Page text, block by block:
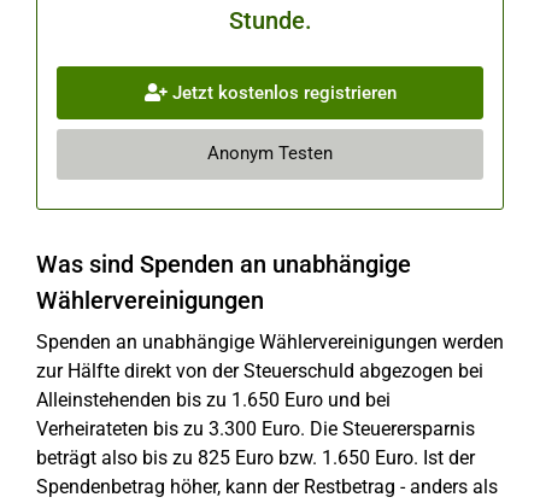
Stunde.
Jetzt kostenlos registrieren
Anonym Testen
Was sind Spenden an unabhängige
Wählervereinigungen
Spenden an unabhängige Wählervereinigungen werden
zur Hälfte direkt von der Steuerschuld abgezogen bei
Alleinstehenden bis zu 1.650 Euro und bei
Verheirateten bis zu 3.300 Euro. Die Steuerersparnis
beträgt also bis zu 825 Euro bzw. 1.650 Euro. Ist der
Spendenbetrag höher, kann der Restbetrag - anders als